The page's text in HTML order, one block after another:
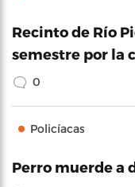
Recinto de Río
semestre por la
0
Policíacas
Perro muerde a